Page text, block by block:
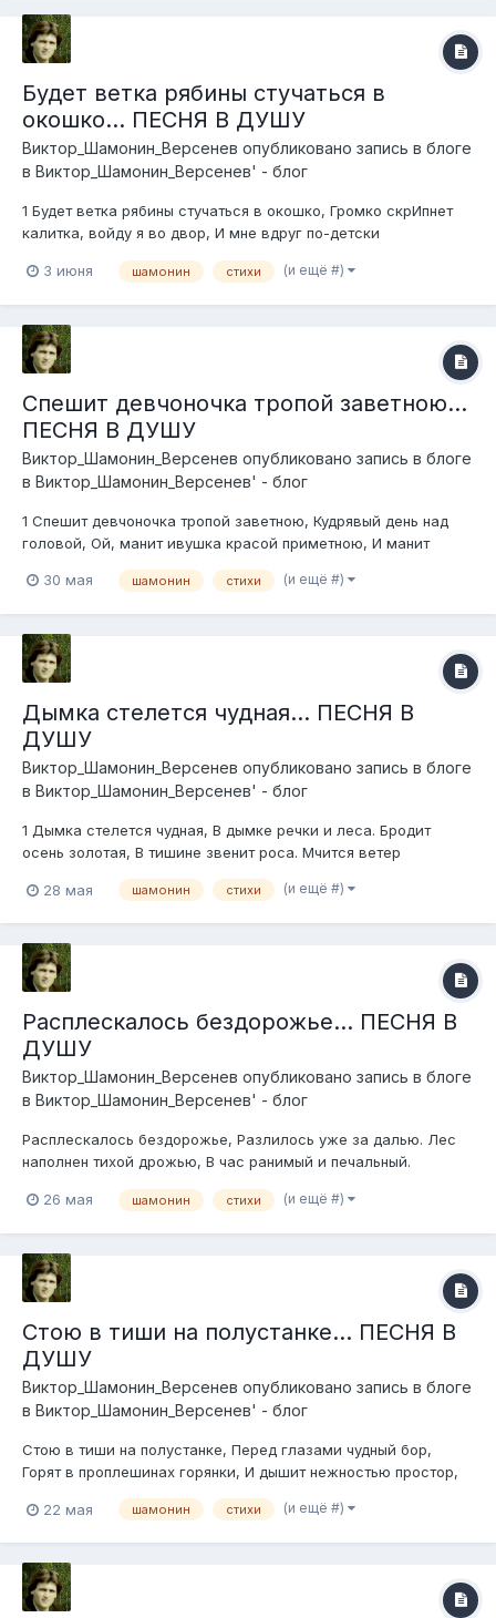
Будет ветка рябины стучаться в
окошко... ПЕСНЯ В ДУШУ
Виктор_Шамонин_Версенев опубликовано запись в блоге
в Виктор_Шамонин_Версенев' - блог
1 Будет ветка рябины стучаться в окошко, Громко скрИпнет
калитка, войду я во двор, И мне вдруг по-детски
Припев: Присяду неспешно в тоске на крылечко, Рядышком
3 июня шамонин стихи (и ещё #)
Спешит девчоночка тропой заветною...
ПЕСНЯ В ДУШУ
Виктор_Шамонин_Версенев опубликовано запись в блоге
в Виктор_Шамонин_Версенев' - блог
1 Спешит девчоночка тропой заветною, Кудрявый день над
головой, Ой, манит ивушка красой приметною, И манит
шальные, Цветёт сирень шальная на лугах. Витают в травах
30 мая шамонин стихи (и ещё #)
Дымка стелется чудная... ПЕСНЯ В
ДУШУ
Виктор_Шамонин_Версенев опубликовано запись в блоге
в Виктор_Шамонин_Версенев' - блог
1 Дымка стелется чудная, В дымке речки и леса. Бродит
осень золотая, В тишине звенит роса. Мчится ветер
Сел в сторонке на листву. Припев: Дух малины у речушки,
28 мая шамонин стихи (и ещё #)
Расплескалось бездорожье... ПЕСНЯ В
ДУШУ
Виктор_Шамонин_Версенев опубликовано запись в блоге
в Виктор_Шамонин_Версенев' - блог
Расплескалось бездорожье, Разлилось уже за далью. Лес
наполнен тихой дрожью, В час ранимый и печальный.
отрыдала, Водопадом слёзы вниз. Куст малины по низине, В
26 мая шамонин стихи (и ещё #)
Стою в тиши на полустанке... ПЕСНЯ В
ДУШУ
Виктор_Шамонин_Версенев опубликовано запись в блоге
в Виктор_Шамонин_Версенев' - блог
Стою в тиши на полустанке, Перед глазами чудный бор,
Горят в проплешинах горянки, И дышит нежностью простор,
руке моей землицы жменька, Так пахнет детством золотым!
Плывёт...
22 мая шамонин стихи (и ещё #)